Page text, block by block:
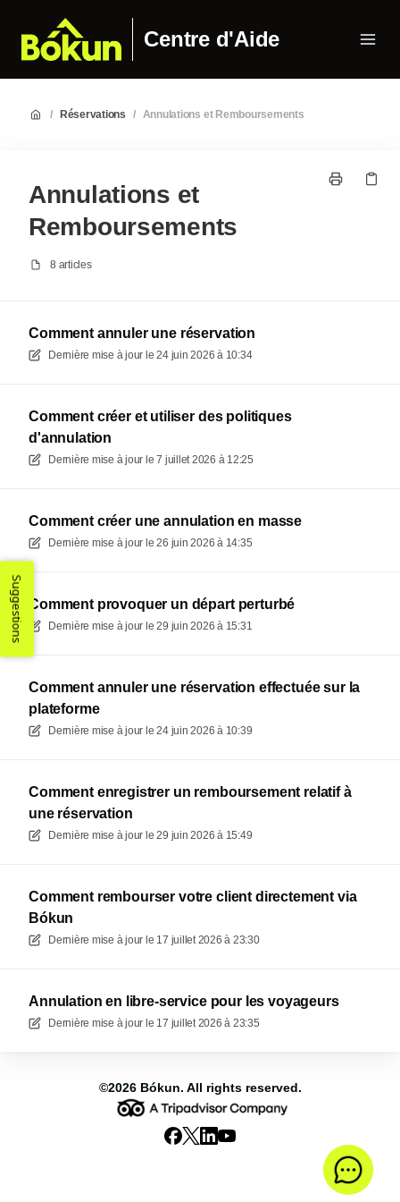
Centre d'Aide
/ Réservations / Annulations et Remboursements
Annulations et
Remboursements
8 articles
Comment annuler une réservation
Dernière mise à jour le 24 juin 2026 à 10:34
Comment créer et utiliser des politiques
d'annulation
Dernière mise à jour le 7 juillet 2026 à 12:25
Comment créer une annulation en masse
Dernière mise à jour le 26 juin 2026 à 14:35
Comment provoquer un départ perturbé
Dernière mise à jour le 29 juin 2026 à 15:31
Comment annuler une réservation effectuée sur la
plateforme
Dernière mise à jour le 24 juin 2026 à 10:39
Comment enregistrer un remboursement relatif à
une réservation
Dernière mise à jour le 29 juin 2026 à 15:49
Comment rembourser votre client directement via
Bókun
Dernière mise à jour le 17 juillet 2026 à 23:30
Annulation en libre-service pour les voyageurs
Dernière mise à jour le 17 juillet 2026 à 23:35
©2026 Bókun. All rights reserved.
Suggestions